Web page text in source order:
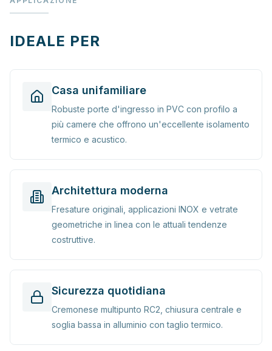
IDEALE PER
Casa unifamiliare
Robuste porte d'ingresso in PVC con profilo a
più camere che offrono un'eccellente isolamento
termico e acustico.
Architettura moderna
Fresature originali, applicazioni INOX e vetrate
geometriche in linea con le attuali tendenze
costruttive.
Sicurezza quotidiana
Cremonese multipunto RC2, chiusura centrale e
soglia bassa in alluminio con taglio termico.